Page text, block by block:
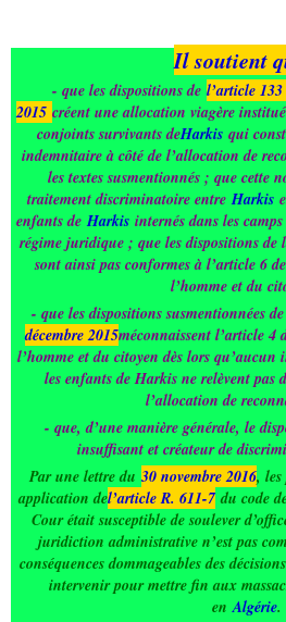
Il soutient
- que les dispositions de l’article
2015 créent une allocation viagère
conjoints survivants deHarkisqui
indemnitaire à côté de l’allocation de
les textes susmentionnés ; que cette
traitement discriminatoire entreHarkis
enfants deHarkis internés dans les
régime juridique ; que les dispositions de
sont ainsi pas conformes à l’article 6
l’homme et du
- que les dispositions susmentionnées de
décembre 2015méconnaissent l’article 4
l’homme et du citoyen dès lors
les enfants de Harkis ne relèvent pas
l’allocation de
- que, d’une manière générale, le
insuffisant et créateur de
Par une lettre du 30 novembre 2016, les
application del’article R. 611-7du code
Cour était susceptible de soulever
juridiction administrative n’est pas
conséquences dommageables des
intervenir pour mettre fin aux
en Algérie.